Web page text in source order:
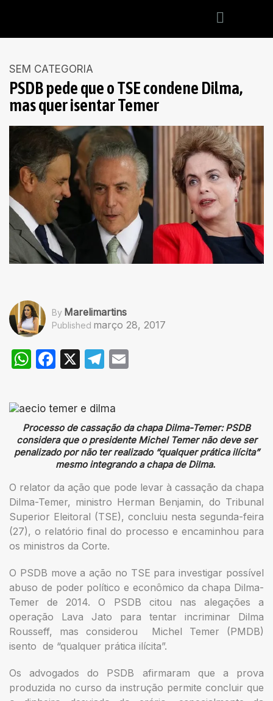
SEM CATEGORIA
PSDB pede que o TSE condene Dilma,
mas quer isentar Temer
By Marelimartins
Published março 28, 2017
WhatsApp
Facebook
X Telegram
Processo de cassação da chapa Dilma-Temer: PSDB
considera que o presidente Michel Temer não deve ser
penalizado por não ter realizado “qualquer prática ilícita”
mesmo integrando a chapa de Dilma.
O relator da ação que pode levar à cassação da chapa
Dilma-Temer, ministro Herman Benjamin, do Tribunal
Superior Eleitoral (TSE), concluiu nesta segunda-feira
(27), o relatório final do processo e encaminhou para
os ministros da Corte.
O PSDB move a ação no TSE para investigar possível
abuso de poder político e econômico da chapa Dilma-
Temer de 2014. O PSDB citou nas alegações a
operação Lava Jato para tentar incriminar Dilma
Rousseff, mas considerou Michel Temer (PMDB)
isento de “qualquer prática ilícita”.
Os advogados do PSDB afirmaram que a prova
produzida no curso da instrução permite concluir que